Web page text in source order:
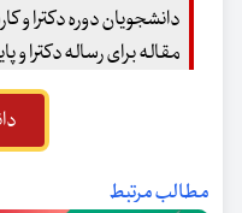
دانشجویان دوره دکترا و
مقاله برای رساله دکترا و
مطالب مرتبط